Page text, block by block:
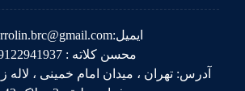
ایمیل:marrolin.brc@gmail.com
محسن کلاته : 09122941937
آدرس: تهران ، میدان امام خمینی ، لاله